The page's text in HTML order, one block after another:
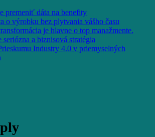
premeniť dáta na benefity
o výrobku bez plytvania vášho času
je hlavne o top manažmente.
seriózna a biznisová stratégia
Industry 4.0 v priemyselných